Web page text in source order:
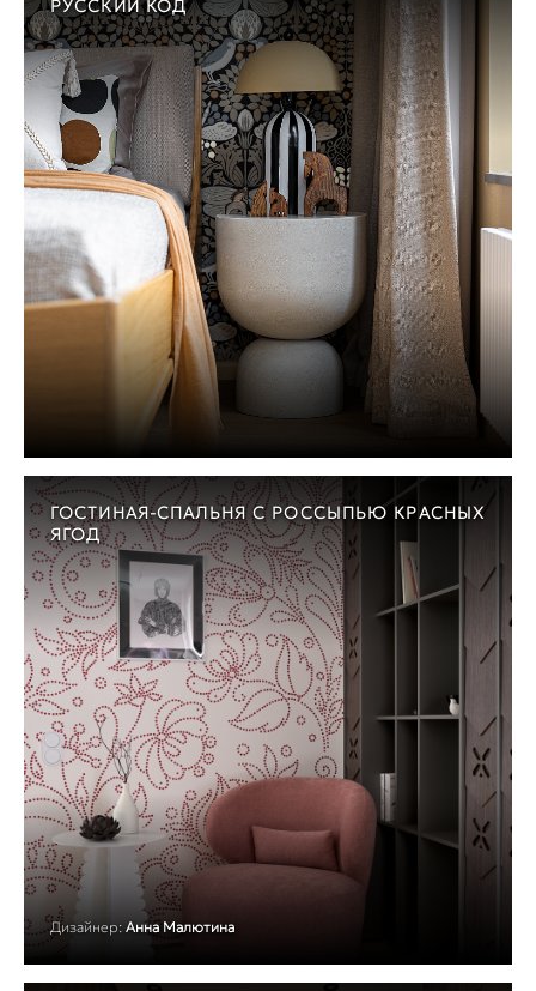
РУССКИЙ КОД
ГОСТИНАЯ-СПАЛЬНЯ С РОССЫПЬЮ КРАСНЫХ
ЯГОД
Дизайнер: Анна Малютина